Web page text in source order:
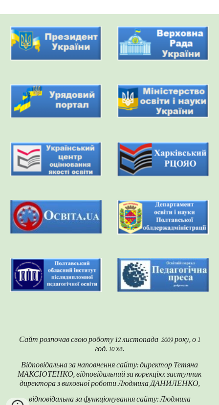
Сайт розпочав свою роботу 12 листопада 2009 року, о 1
год. 10 хв.
Відповідальна за наповнення сайту: директор Тетяна
МАКСЮТЕНКО, відповідальний за корекцію: заступник
директора з виховної роботи Людмила ДАНИЛЕНКО,
відповідальна за функціонування сайту:Людмила